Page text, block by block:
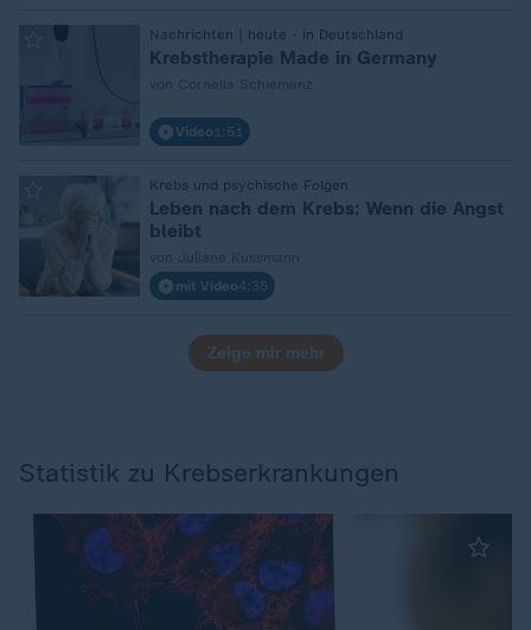
Nachrichten | heute - in Deutschland
Krebstherapie Made in Germany
Video 1:51
Krebs und psychische Folgen
Leben nach dem Krebs: Wenn die Angst
bleibt
mit Video4:35
Zeige mir mehr
Statistik zu Krebserkrankungen